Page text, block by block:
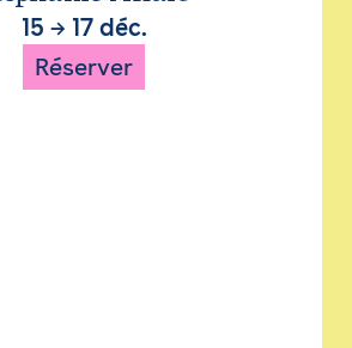
15 → 17 déc.
Réserver